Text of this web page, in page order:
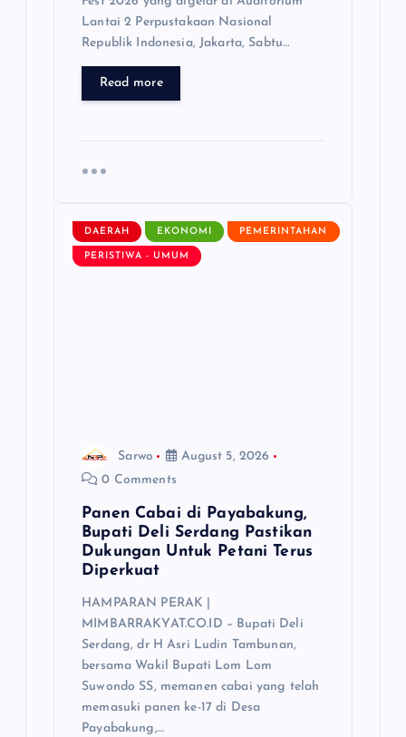
Lantai 2 Perpustakaan Nasional
Republik Indonesia, Jakarta, Sabtu…
Read more
DAERAH EKONOMI PEMERINTAHAN
PERISTIWA - UMUM
Sarwo
August 5, 2026
0 Comments
Panen Cabai di Payabakung,
Bupati Deli Serdang Pastikan
Dukungan Untuk Petani Terus
Diperkuat
HAMPARAN PERAK |
MIMBARRAKYAT.CO.ID – Bupati Deli
Serdang, dr H Asri Ludin Tambunan,
bersama Wakil Bupati Lom Lom
Suwondo SS, memanen cabai yang telah
memasuki panen ke-17 di Desa
Payabakung,…